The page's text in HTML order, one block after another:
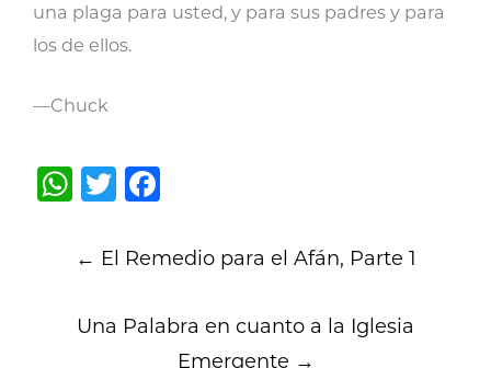
una plaga para usted, y para sus padres y para
los de ellos.
—Chuck
WhatsApp
Twitter
navigation
← El Remedio para el Afán, Parte 1
Una Palabra en cuanto a la Iglesia
Emergente →